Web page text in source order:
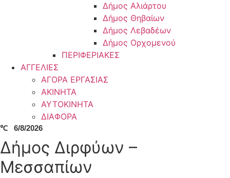
Δήμος Αλιάρτου
Δήμος Θηβαίων
Δήμος Λεβαδέων
Δήμος Ορχομενού
ΠΕΡΙΦΕΡΙΑΚΕΣ
ΑΓΓΕΛΙΕΣ
ΑΓΟΡΑ ΕΡΓΑΣΙΑΣ
ΑΚΙΝΗΤΑ
ΑΥΤΟΚΙΝΗΤΑ
ΔΙΑΦΟΡΑ
℃ 6/8/2026
Δήμος Διρφύων –
Μεσσαπίων